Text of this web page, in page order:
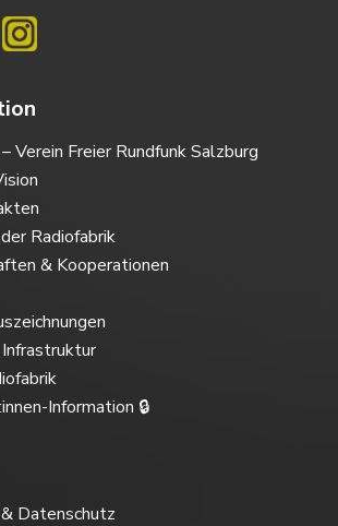
Verein Freier Rundfunk Salzburg
Radiofabrik
& Kooperationen
Information 🔒
Datenschutz